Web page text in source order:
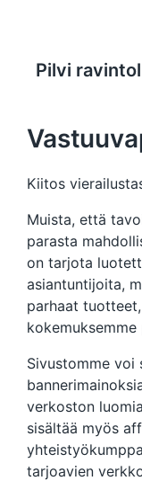
Pilvi
Kiitos
Muista, että
parasta
on tarjota
asiantuntijoita,
parhaat
kokemuksemme
Sivustomme voi
verkoston
sisältää myös
tarjoavien